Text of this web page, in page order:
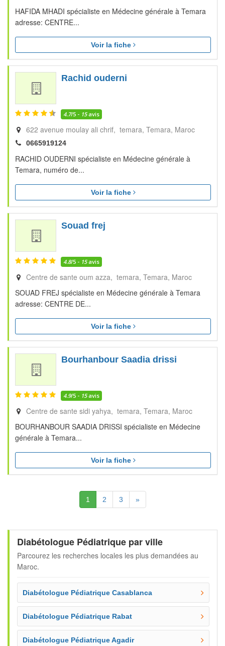
HAFIDA MHADI spécialiste en Médecine générale à Temara
adresse: CENTRE...
Voir la fiche
Rachid ouderni
4.7/5 - 15avis
622 avenue moulay ali chrif, temara Temara Maroc
0665919124
RACHID OUDERNI spécialiste en Médecine générale à
Temara, numéro de...
Voir la fiche
Souad frej
4.8/5 - 15avis
Centre de sante oum azza, temara Temara Maroc
SOUAD FREJ spécialiste en Médecine générale à Temara
adresse: CENTRE DE...
Voir la fiche
Bourhanbour Saadia drissi
4.9/5 - 15avis
Centre de sante sidi yahya, temara Temara Maroc
BOURHANBOUR SAADIA DRISSI spécialiste en Médecine
générale à Temara...
Voir la fiche
1 (Actuelle)
2 3 »Suivante
Diabétologue Pédiatrique par ville
Parcourez les recherches locales les plus demandées au
Maroc.
Diabétologue Pédiatrique Casablanca
Diabétologue Pédiatrique Rabat
Diabétologue Pédiatrique Agadir